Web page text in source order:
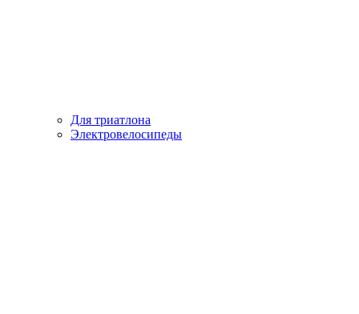
Для триатлона
Электровелосипеды